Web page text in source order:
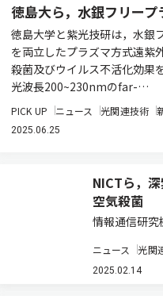
徳島大ら，水銀フリー
徳島大学と紫光技研は，水銀
を両立したプラズマ方式遠紫
殺菌及びウイルス不活化効果
光波長200~230nmのfar-…
PICK UP ニュース 光関連技術
2025.06.25
NICTら，
空気殺菌
情報通信研究
車両用空気殺
実運行中の鉄
ニュース 光関
2025.02.14